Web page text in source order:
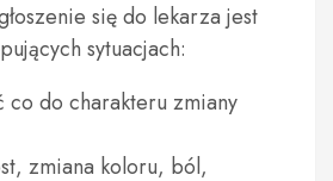
się do lekarza jest
sytuacjach:
co do charakteru zmiany
zmiana koloru, ból,